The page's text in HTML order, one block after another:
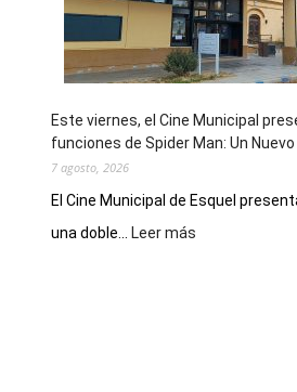
destino
de
reuniones
y
deportivos
Este viernes, el Cine Municipal
funciones de Spider Man: Un Nuevo
7 agosto, 2026
El Cine Municipal de Esquel
una doble...
Leer más